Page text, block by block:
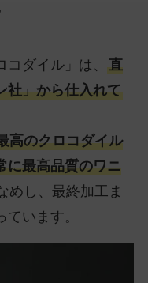
ダイル」は、 直
社」から仕入れて
高のクロコダイル
に最高品質のワニ
めし、最終加工ま
います。